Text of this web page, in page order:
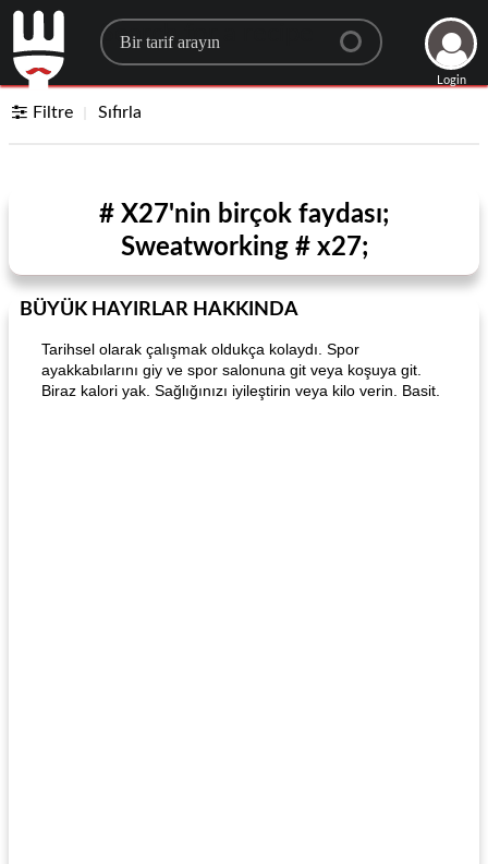
Search for a recipe
Login
Filtre Sıfırla
# X27'nin birçok faydası;
Sweatworking # x27;
BÜYÜK HAYIRLAR HAKKINDA
Tarihsel olarak çalışmak oldukça kolaydı. Spor
ayakkabılarını giy ve spor salonuna git veya koşuya git.
Biraz kalori yak. Sağlığınızı iyileştirin veya kilo verin. Basit.